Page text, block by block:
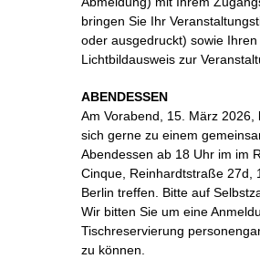
bringen Sie Ihr
oder ausgedruckt) sowie Ihren
Lichtbildausweis zur
ABENDESSEN
Am Vorabend, 15. März 2026,
sich gerne zu einem
Abendessen ab 18 Uhr im im
Cinque, Reinhardtstraße 27d,
Berlin treffen. Bitte auf
Wir bitten Sie um eine
Tischreservierung
zu können.